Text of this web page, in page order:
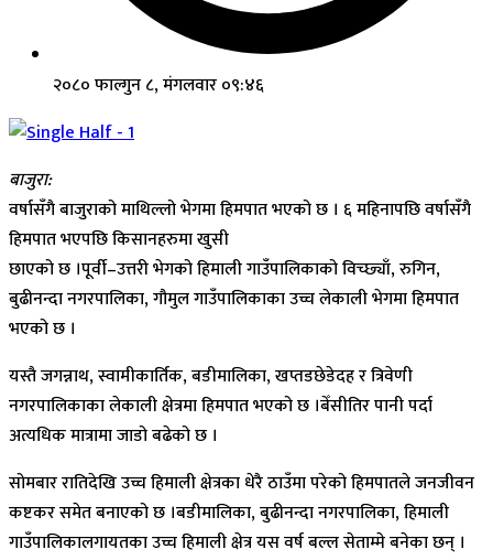
२०८० फाल्गुन ८, मंगलवार ०९:४६
बाजुरा:
वर्षासँगै बाजुराको माथिल्लो भेगमा हिमपात भएको छ । ६ महिनापछि वर्षासँगै
हिमपात भएपछि किसानहरुमा खुसी
छाएको छ ।पूर्वी–उत्तरी भेगको हिमाली गाउँपालिकाको विच्छ्याँ, रुगिन,
बुढीनन्दा नगरपालिका, गौमुल गाउँपालिकाका उच्च लेकाली भेगमा हिमपात
भएको छ ।
यस्तै जगन्नाथ, स्वामीकार्तिक, बडीमालिका, खप्तडछेडेदह र त्रिवेणी
नगरपालिकाका लेकाली क्षेत्रमा हिमपात भएको छ ।बेँसीतिर पानी पर्दा
अत्यधिक मात्रामा जाडो बढेको छ ।
सोमबार रातिदेखि उच्च हिमाली क्षेत्रका धेरै ठाउँमा परेको हिमपातले जनजीवन
कष्टकर समेत बनाएको छ ।बडीमालिका, बुढीनन्दा नगरपालिका, हिमाली
गाउँपालिकालगायतका उच्च हिमाली क्षेत्र यस वर्ष बल्ल सेताम्मे बनेका छन् ।